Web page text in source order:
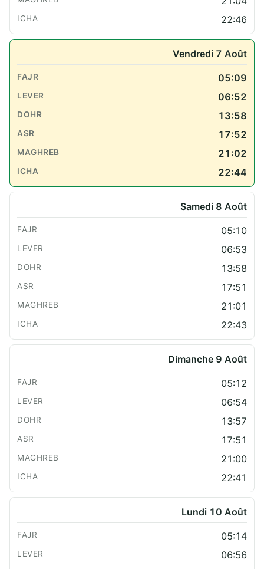
22:46
Vendredi 7 Août
05:09
06:52
13:58
17:52
21:02
22:44
Samedi 8 Août
05:10
06:53
13:58
17:51
21:01
22:43
Dimanche 9 Août
05:12
06:54
13:57
17:51
21:00
22:41
Lundi 10 Août
05:14
06:56